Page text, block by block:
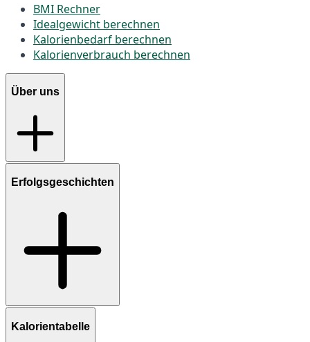
BMI Rechner
Idealgewicht berechnen
Kalorienbedarf berechnen
Kalorienverbrauch berechnen
Über uns
Erfolgsgeschichten
Kalorientabelle